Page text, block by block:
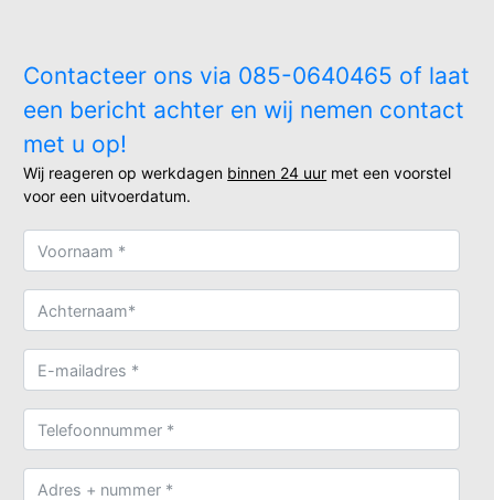
Contacteer ons via 085-0640465 of laat
een bericht achter en wij nemen contact
met u op!
Wij reageren op werkdagen binnen 24 uur met een voorstel
voor een uitvoerdatum.